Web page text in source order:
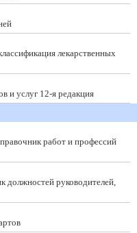
лекарственных
и услуг 12-я редакция
работ и профессий
должностей руководителей,